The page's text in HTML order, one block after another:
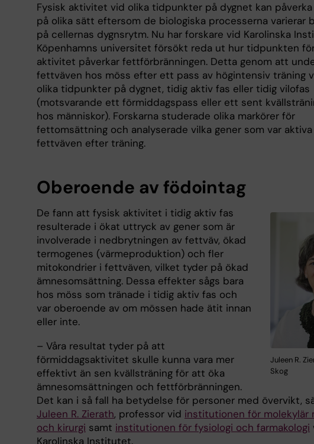
Fysisk aktivitet vid olika tidpunkter på dygnet kan
på olika sätt eftersom de biologiska processerna varierar
på cellernas dygnsrytm. Nu har forskare vid Karolinska
Köpenhamns universitet försökt reda ut hur tidpunkten
aktivitet påverkar fettförbränningen. Detta genom att
fettväven hos möss efter ett pass av högintensiv träning
olika tidpunkter på dygnet, tidig aktiv fas eller tidig vilofas
(motsvarande ett förmiddagspass eller ett sent
hos människor). Forskarna studerade olika markörer för
fettomsättning och analyserade vilka gener som var aktiva
fettväven efter träning.
Oberoende av födointag
Juleen R.
Skog
De fann att fysisk aktivitet i tidig aktiv fas
resulterade i ökat uttryck av gener som är
involverade i nedbrytningen av fettväv, ökad
termogenes (värmeproduktion) och fler
mitokondrier i fettväven, vilket tyder på ökad
ämnesomsättning. Dessa effekter sågs bara
hos möss som tränade i tidig aktiv fas och
var oberoende av om mössen hade ätit innan
eller inte.
– Våra resultat tyder på att
förmiddagsaktivitet skulle kunna vara mer
effektivt än sen kvällsträning för att öka
ämnesomsättningen och fettförbränningen.
Det kan i så fall ha betydelse för personer med övervikt,
Juleen R. Zierath, professor vid institutionen för molekylär
och kirurgi samt institutionen för fysiologi och farmakologi
Karolinska Institutet.